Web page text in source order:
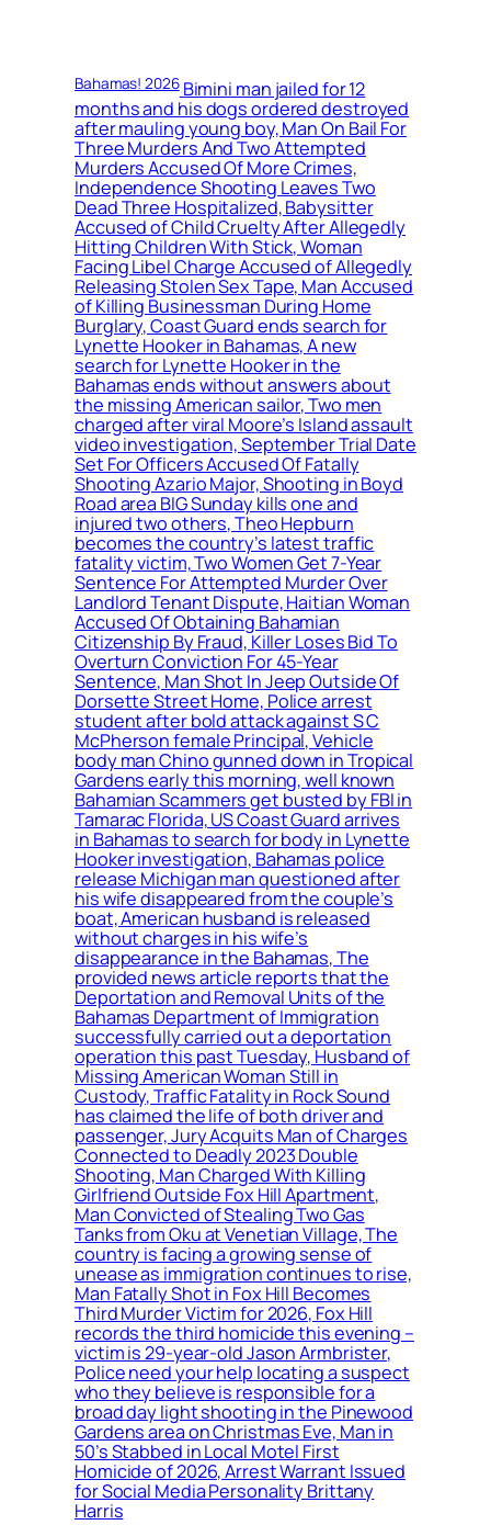
Bahamas! 2026Bimini man jailed for 12
months and his dogs ordered destroyed
after mauling young boy, Man On Bail For
Three Murders And Two Attempted
Murders Accused Of More Crimes,
Independence Shooting Leaves Two
Dead Three Hospitalized, Babysitter
Accused of Child Cruelty After Allegedly
Hitting Children With Stick, Woman
Facing Libel Charge Accused of Allegedly
Releasing Stolen Sex Tape, Man Accused
of Killing Businessman During Home
Burglary, Coast Guard ends search for
Lynette Hooker in Bahamas, A new
search for Lynette Hooker in the
Bahamas ends without answers about
the missing American sailor, Two men
charged after viral Moore’s Island assault
video investigation, September Trial Date
Set For Officers Accused Of Fatally
Shooting Azario Major, Shooting in Boyd
Road area BIG Sunday kills one and
injured two others, Theo Hepburn
becomes the country’s latest traffic
fatality victim, Two Women Get 7-Year
Sentence For Attempted Murder Over
Landlord Tenant Dispute, Haitian Woman
Accused Of Obtaining Bahamian
Citizenship By Fraud, Killer Loses Bid To
Overturn Conviction For 45-Year
Sentence, Man Shot In Jeep Outside Of
Dorsette Street Home, Police arrest
student after bold attack against S C
McPherson female Principal, Vehicle
body man Chino gunned down in Tropical
Gardens early this morning, well known
Bahamian Scammers get busted by FBI in
Tamarac Florida, US Coast Guard arrives
in Bahamas to search for body in Lynette
Hooker investigation, Bahamas police
release Michigan man questioned after
his wife disappeared from the couple’s
boat, American husband is released
without charges in his wife’s
disappearance in the Bahamas, The
provided news article reports that the
Deportation and Removal Units of the
Bahamas Department of Immigration
successfully carried out a deportation
operation this past Tuesday, Husband of
Missing American Woman Still in
Custody, Traffic Fatality in Rock Sound
has claimed the life of both driver and
passenger, Jury Acquits Man of Charges
Connected to Deadly 2023 Double
Shooting, Man Charged With Killing
Girlfriend Outside Fox Hill Apartment,
Man Convicted of Stealing Two Gas
Tanks from Oku at Venetian Village, The
country is facing a growing sense of
unease as immigration continues to rise,
Man Fatally Shot in Fox Hill Becomes
Third Murder Victim for 2026, Fox Hill
records the third homicide this evening –
victim is 29-year-old Jason Armbrister,
Police need your help locating a suspect
who they believe is responsible for a
broad day light shooting in the Pinewood
Gardens area on Christmas Eve, Man in
50’s Stabbed in Local Motel First
Homicide of 2026, Arrest Warrant Issued
for Social Media Personality Brittany
Harris